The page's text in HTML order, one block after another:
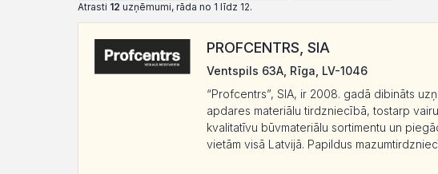
Atrasti 12 uzņēmumi, rāda no 1 līdz 12.
PROFCENTRS, SIA
Ventspils 63A, Rīga, LV-1046
“Profcentrs”, SIA, ir 2008. gadā dibināts
apdares materiālu tirdzniecībā, tostarp
kvalitatīvu būvmateriālu sortimentu un
vietām visā Latvijā. Papildus